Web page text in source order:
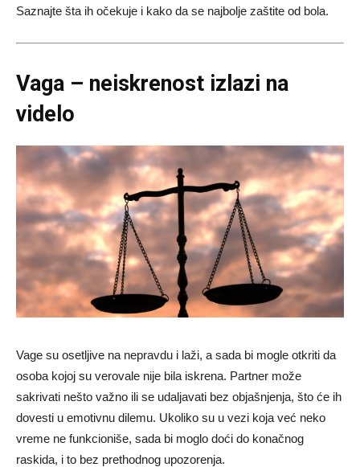
Saznajte šta ih očekuje i kako da se najbolje zaštite od bola.
Vaga – neiskrenost izlazi na
videlo
Vage su osetljive na nepravdu i laži, a sada bi mogle otkriti da
osoba kojoj su verovale nije bila iskrena. Partner može
sakrivati nešto važno ili se udaljavati bez objašnjenja, što će ih
dovesti u emotivnu dilemu. Ukoliko su u vezi koja već neko
vreme ne funkcioniše, sada bi moglo doći do konačnog
raskida, i to bez prethodnog upozorenja.